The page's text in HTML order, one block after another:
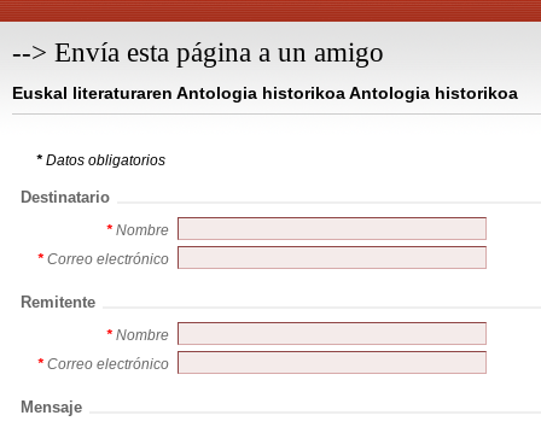
--> Envía esta página a un amigo
Euskal literaturaren Antologia historikoa Antologia historikoa
* Datos obligatorios
Destinatario
* Nombre
* Correo electrónico
Remitente
* Nombre
* Correo electrónico
Mensaje